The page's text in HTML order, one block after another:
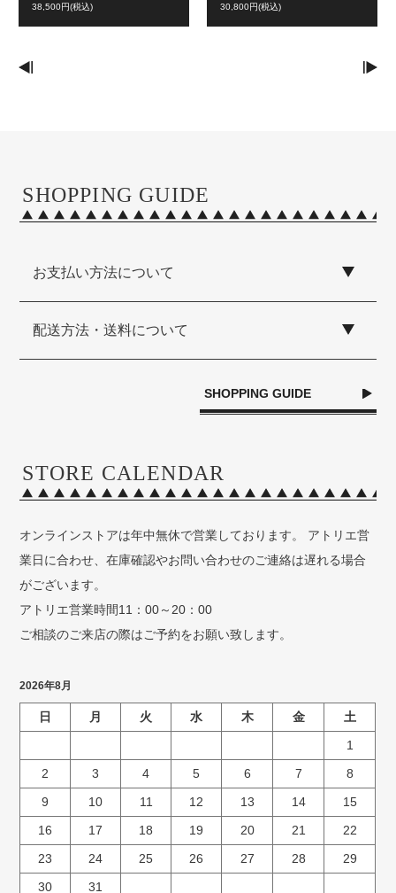
38,500円(税込) 30,800円(税込)
SHOPPING GUIDE
お支払い方法について
配送方法・送料について
SHOPPING GUIDE
STORE CALENDAR
オンラインストアは年中無休で営業しております。 アトリエ営
業日に合わせ、在庫確認やお問い合わせのご連絡は遅れる場合
がございます。
アトリエ営業時間11：00～20：00
ご相談のご来店の際はご予約をお願い致します。
2026年8月
日 月 火 水 木 金
土
1
2
3 4 5 6 7
8
9
10 11 12 13 14
15
16
17 18 19 20 21
22
23
24 25 26 27 28
29
30
31